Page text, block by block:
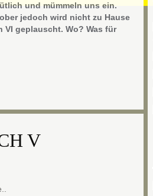
und mümmeln uns ein.
jedoch wird nicht zu Hause
VI geplauscht. Wo? Was für
V